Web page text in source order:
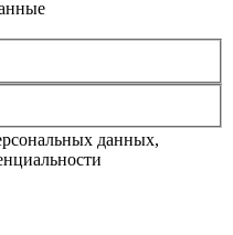
данных,